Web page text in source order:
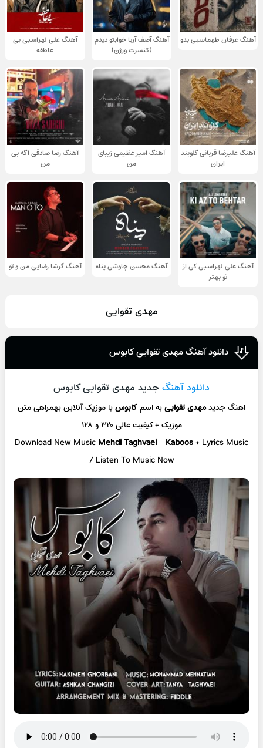
آهنگ عرفان طهماسبی بدو
آهنگ آصف آریا خوابتو دیدم
(کنسرت ورژن)
آهنگ علی لهراسبی بی
عاطفه
آهنگ علیرضا قربانی گلوبند
ایران
آهنگ امیر عظیمی زیبای
من
آهنگ رضا صادقی اگه بی
من
آهنگ علی لهراسبی کی از
تو ‌بهتر
آهنگ محسن چاوشی پناه آهنگ گرشا رضایی من و تو
مهدی تقوایی
دانلود آهنگ مهدی تقوایی کابوس
دانلود آهنگ جدید مهدی تقوایی کابوس
اهنگ جدیدمهدی تقواییبه اسمکابوسبا موزیک آنلاینبهمراهی متن
موزیک + کیفیت عالی ۳۲۰ و ۱۲۸
Download New Music Mehdi Taghvaei– Kaboos+ Lyrics Music
/ Listen To Music Now